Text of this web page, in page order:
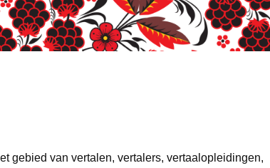
gebied van vertalen, vertalers, vertaalopleidingen,